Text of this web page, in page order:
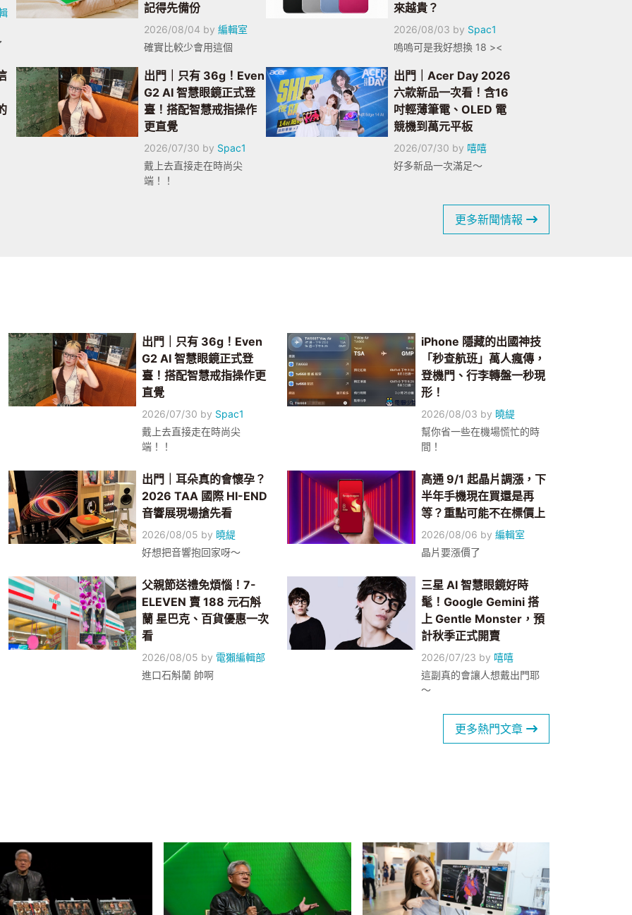
記得先備份
2026/08/04 by 編輯室
確實比較少會用這個
來越貴？
2026/08/03 by Spac1
嗚嗚可是我好想換 18 ><
出門｜只有 36g！Even
G2 AI 智慧眼鏡正式登
臺！搭配智慧戒指操作
更直覺
2026/07/30 by Spac1
戴上去直接走在時尚尖
端！！
出門｜Acer Day 2026
六款新品一次看！含16
吋輕薄筆電、OLED 電
競機到萬元平板
2026/07/30 by 嘻嘻
好多新品一次滿足～
更多新聞情報
出門｜只有 36g！Even
G2 AI 智慧眼鏡正式登
臺！搭配智慧戒指操作更
直覺
2026/07/30 by Spac1
戴上去直接走在時尚尖
端！！
iPhone 隱藏的出國神技
「秒查航班」萬人瘋傳，
登機門、行李轉盤一秒現
形！
2026/08/03 by 曉緹
幫你省一些在機場慌忙的時
間！
出門｜耳朵真的會懷孕？
2026 TAA 國際 HI-END
音響展現場搶先看
2026/08/05 by 曉緹
好想把音響抱回家呀～
高通 9/1 起晶片調漲，下
半年手機現在買還是再
等？重點可能不在標價上
2026/08/06 by編輯室
晶片要漲價了
父親節送禮免煩惱！7-
ELEVEN 賣 188 元石斛
蘭 星巴克、百貨優惠一次
看
2026/08/05 by 電獺編輯部
進口石斛蘭 帥啊
三星 AI 智慧眼鏡好時
髦！Google Gemini 搭
上 Gentle Monster，預
計秋季正式開賣
2026/07/23 by 嘻嘻
這副真的會讓人想戴出門耶
～
更多熱門文章